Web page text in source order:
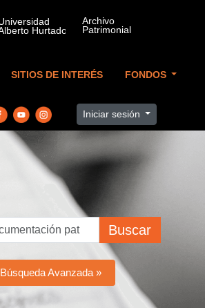
SITIOS DE INTERÉS FONDOS
Iniciar sesión
Buscar
Búsqueda Avanzada »